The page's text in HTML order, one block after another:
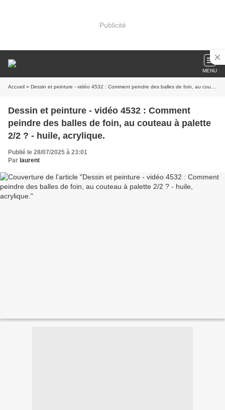
Publicité
MENU
Accueil » Dessin et peinture - vidéo 4532 : Comment peindre des balles de foin, au couteau à palette 2/2 ? - huile, acrylique.
Dessin et peinture - vidéo 4532 : Comment
peindre des balles de foin, au couteau à palette
2/2 ? - huile, acrylique.
Publié le 28/07/2025 à 23:01
Par laurent